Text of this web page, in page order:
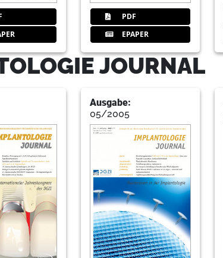
52Polenik
56Herstellerinfo
70Ivs
73Aktuelles
Members
PDF
EPAPER
JOURNAL
Ausgabe:
05/2005